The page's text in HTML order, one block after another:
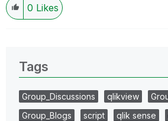
0 Likes
Tags
Group_Discussions qlikview
Group_Blogs
script qlik sense